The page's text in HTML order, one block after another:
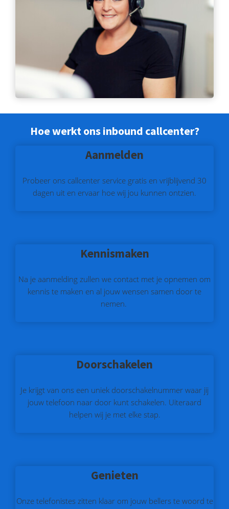
Hoe werkt ons inbound callcenter?
Aanmelden
Probeer ons callcenter service gratis en vrijblijvend 30
dagen uit en ervaar hoe wij jou kunnen ontzien.
Kennismaken
Na je aanmelding zullen we contact met je opnemen om
kennis te maken en al jouw wensen samen door te
nemen.
Doorschakelen
Je krijgt van ons een uniek doorschakelnummer waar jij
jouw telefoon naar door kunt schakelen. Uiteraard
helpen wij je met elke stap.
Genieten
Onze telefonistes zitten klaar om jouw bellers te woord te